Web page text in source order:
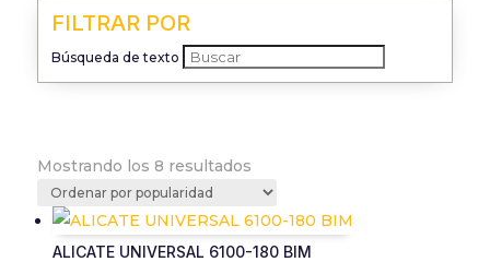
FILTRAR POR
Búsqueda de texto
Mostrando los 8 resultadosOrdenado
por
popularidad
ALICATE UNIVERSAL 6100-180 BIM